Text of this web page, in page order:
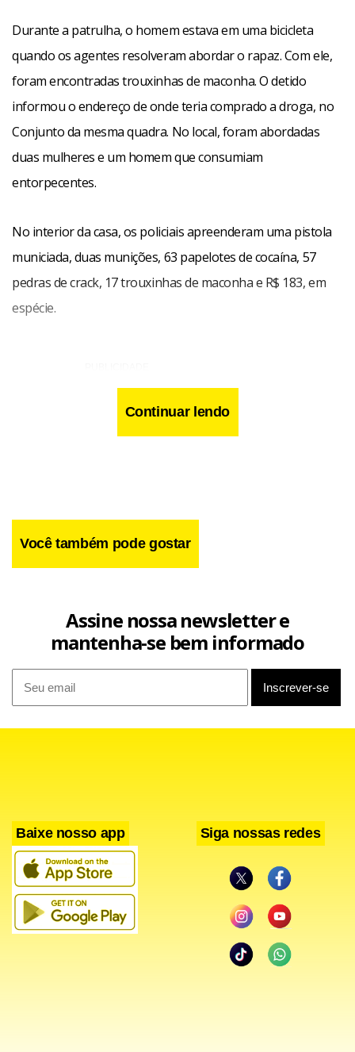
Durante a patrulha, o homem estava em uma bicicleta
quando os agentes resolveram abordar o rapaz. Com ele,
foram encontradas trouxinhas de maconha. O detido
informou o endereço de onde teria comprado a droga, no
Conjunto da mesma quadra. No local, foram abordadas
duas mulheres e um homem que consumiam
entorpecentes.
No interior da casa, os policiais apreenderam uma pistola
municiada, duas munições, 63 papelotes de cocaína, 57
pedras de crack, 17 trouxinhas de maconha e R$ 183, em
espécie.
Facebook
WhatsApp
LinkedIn
Twitter
X Telegram
Share
Continuar lendo
Você também pode gostar
Assine nossa newsletter e
mantenha-se bem informado
Baixe nosso app Siga nossas redes